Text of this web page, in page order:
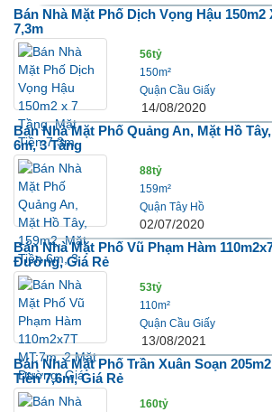
Bán Nhà Mặt Phố Dịch Vọng Hậu 150m2
7,3m
56tỷ
150m²
Quận Cầu Giấy
14/08/2020
Bán Nhà Mặt Phố Quảng An, Mặt Hồ
6m, 3 Tầng
88tỷ
159m²
Quận Tây Hồ
02/07/2020
Bán Nhà Mặt Phố Vũ Phạm Hàm
Đường, Giá Rẻ
53tỷ
110m²
Quận Cầu Giấy
13/08/2021
Bán Nhà Mặt Phố Trần Xuân Soạn
Tiền 7,6m, Giá Rẻ
160tỷ